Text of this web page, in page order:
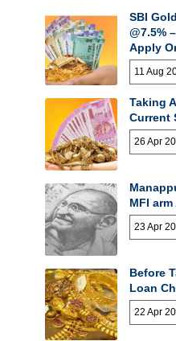
SBI
@7.5%
Apply
11 Aug
Taking
Current
26 Apr
MFI
23 Apr
Before
Loan
22 Apr